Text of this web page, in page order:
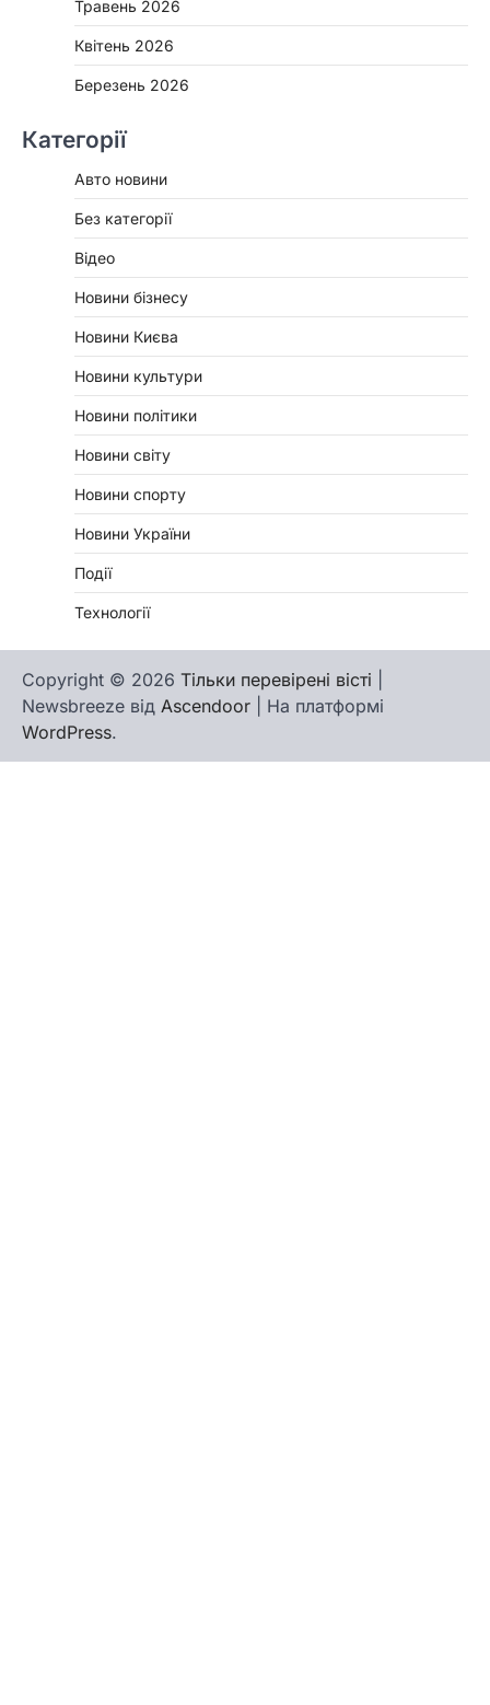
Травень 2026
Квітень 2026
Березень 2026
Категорії
Авто новини
Без категорії
Відео
Новини бізнесу
Новини Києва
Новини культури
Новини політики
Новини світу
Новини спорту
Новини України
Події
Технології
Copyright © 2026 Тільки перевірені вісті
Newsbreeze від Ascendoor | На платформі
WordPress.